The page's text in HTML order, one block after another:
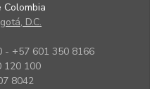
Colombia
D.C.
- +57 601 350 8166
120 100
8042